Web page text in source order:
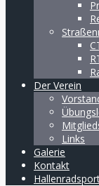
Der Verein
Links
Galerie
Kontakt